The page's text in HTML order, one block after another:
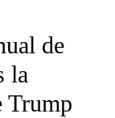
TO RECEIVE
de
la
Trump